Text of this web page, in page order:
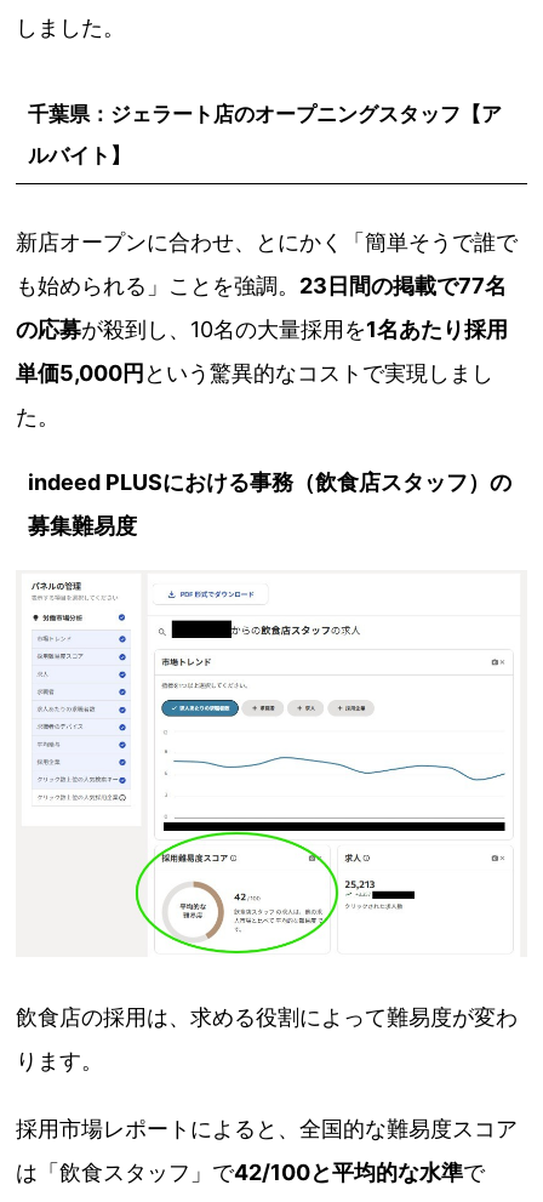
しました。
千葉県：ジェラート店のオープニングスタッフ【ア
ルバイト】
新店オープンに合わせ、とにかく「簡単そうで誰で
も始められる」ことを強調。 23日間の掲載で77名
の応募が殺到し、10名の大量採用を1名あたり採用
単価5,000円 という驚異的なコストで実現しまし
た。
indeed PLUSにおける事務（飲食店スタッフ）の
募集難易度
飲食店の採用は、求める役割によって難易度が変わ
ります。
採用市場レポートによると、全国的な難易度スコア
は「飲食スタッフ」で42/100と平均的な水準で